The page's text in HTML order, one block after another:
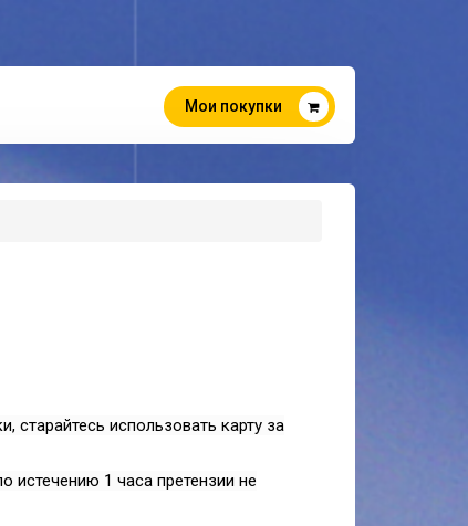
Мои покупки
старайтесь использовать карту за
истечению 1 часа претензии не